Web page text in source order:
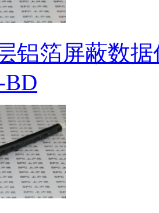
铝箔屏蔽数据
BD